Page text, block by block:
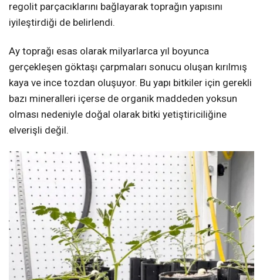
regolit parçacıklarını bağlayarak toprağın yapısını
iyileştirdiği de belirlendi.
Ay toprağı esas olarak milyarlarca yıl boyunca
gerçekleşen göktaşı çarpmaları sonucu oluşan kırılmış
kaya ve ince tozdan oluşuyor. Bu yapı bitkiler için gerekli
bazı mineralleri içerse de organik maddeden yoksun
olması nedeniyle doğal olarak bitki yetiştiriciliğine
elverişli değil.